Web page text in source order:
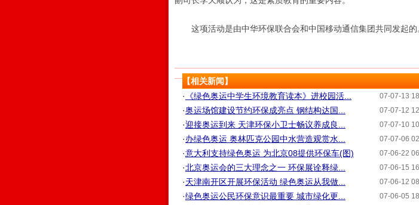
这项活动是由中华环保联合会和中国移动通信集团共同发起的
【相关新闻】
07-07-13
· 《绿色奥运中学生环境教育读本》进校园活...
07-07-12
·奥运场馆建设节约环保成亮点 钢结构达国...
07-07-10
·迎接奥运到来 天津环保小卫士畅议养成良...
07-07-06
·办绿色奥运 奥林匹克公园中水营造观赏水...
07-06-22
·意大利支持绿色奥运 为北京08提供环保车(图)
07-06-15
·北京奥运会的三大理念之一 环保展诠释绿...
07-06-12
·天津南开区开展环保活动 绿色奥运从我做...
07-06-05
·绿色奥运公民环保意识最重要 城市绿化更...